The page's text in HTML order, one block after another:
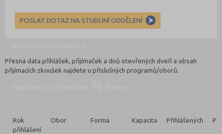
POSLAT DOTAZ NA STUDIJNÍ ODDĚLENÍ
Přesná data přihlášek, přijímaček a dnů otevřených dveří a obsah
přijímacích zkoušek najdete u příslušných programů/oborů.
Rok
přihlášení
Obor Forma Kapacita Přihlášených